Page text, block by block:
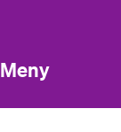
Meny